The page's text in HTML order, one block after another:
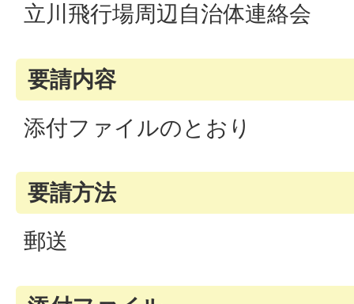
立川飛行場周辺自治体連絡会
要請内容
添付ファイルのとおり
要請方法
郵送